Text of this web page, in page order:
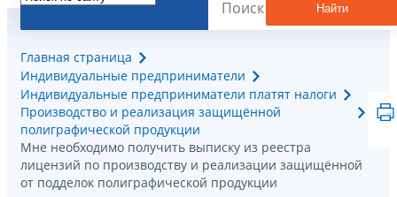
Найти
Главная страница
Индивидуальные предприниматели
Индивидуальные предприниматели платят налоги
Производство и реализация защищённой
полиграфической продукции
Мне необходимо получить выписку из реестра
лицензий по производству и реализации защищённой
от подделок полиграфической продукции